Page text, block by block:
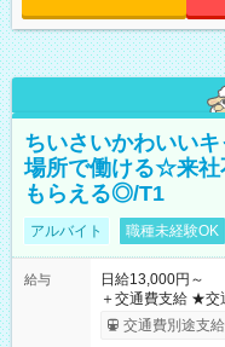
ちいさいかわいい
場所で働ける☆来社
もらえる◎/T1
アルバイト 職種未経験OK
給与
日給13,000円～
＋交通費支給 ★交通費全額支給！ ┗案件により規定あり ★日払
いOK！（規定あ
ンビニATMから 日払い
交通費別途支